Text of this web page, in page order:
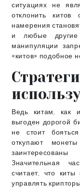
ситуациях не
отклонить
намерения
и любые другие
манипуляции
«китов» подобное
Ведь китам, как
выгоден дорогой
не стоит
откупают
Значительная
считает, что
управлять